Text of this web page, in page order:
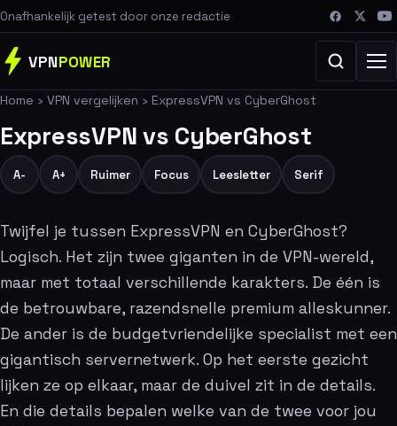
Onafhankelijk getest door onze redactie
VPNPOWER
Home › VPN vergelijken › ExpressVPN vs CyberGhost
ExpressVPN vs CyberGhost
A- A+ Ruimer Focus Leesletter Serif
Twijfel je tussen ExpressVPN en CyberGhost?
Logisch. Het zijn twee giganten in de VPN-wereld,
maar met totaal verschillende karakters. De één is
de betrouwbare, razendsnelle premium alleskunner.
De ander is de budgetvriendelijke specialist met een
gigantisch servernetwerk. Op het eerste gezicht
lijken ze op elkaar, maar de duivel zit in de details.
En die details bepalen welke van de twee voor jou